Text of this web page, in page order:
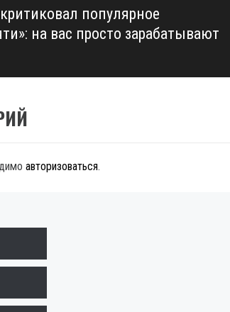
популярное
на вас просто зарабатывают
авторизоваться.